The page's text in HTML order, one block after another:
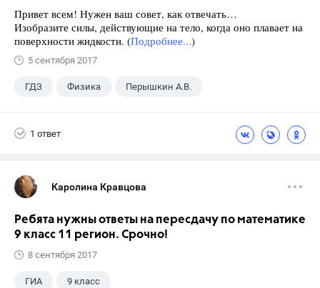
Привет всем! Нужен ваш совет, как отвечать…
Изобразите силы, действующие на тело, когда оно плавает на
поверхности жидкости. (Подробнее...)
5 сентября 2017
ГДЗ Физика Перышкин А.В.
1 ответ
Каролина Кравцова
Ребята нужны ответы на пересдачу по математике
9 класс 11 регион. Срочно!
8 сентября 2017
ГИА 9 класс